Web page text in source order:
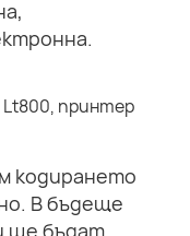
кодирането
В бъдеще